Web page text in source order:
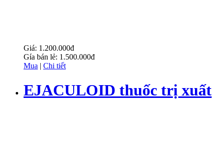
Giá: 1.200.000đ
Gía bán lẻ: 1.500.000đ
Mua
Chi tiết
EJACULOID thuốc trị xuất